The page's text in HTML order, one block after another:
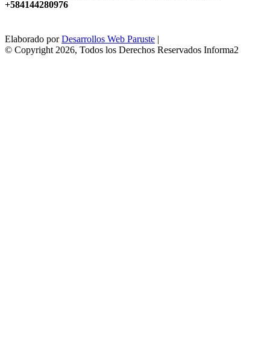
+584144280976
Elaborado porDesarrollos Web Paruste |
© Copyright 2026, Todos los Derechos Reservados Informa2